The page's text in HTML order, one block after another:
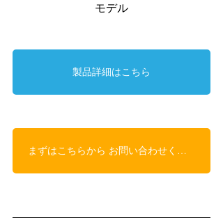
モデル
製品詳細はこちら
まずはこちらから お問い合わせください